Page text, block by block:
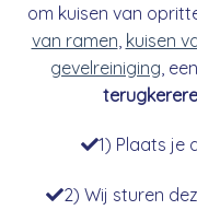
om kuisen van
van ramen kuisen
gevelreiniging , een
1) Plaats je
2) Wij sturen